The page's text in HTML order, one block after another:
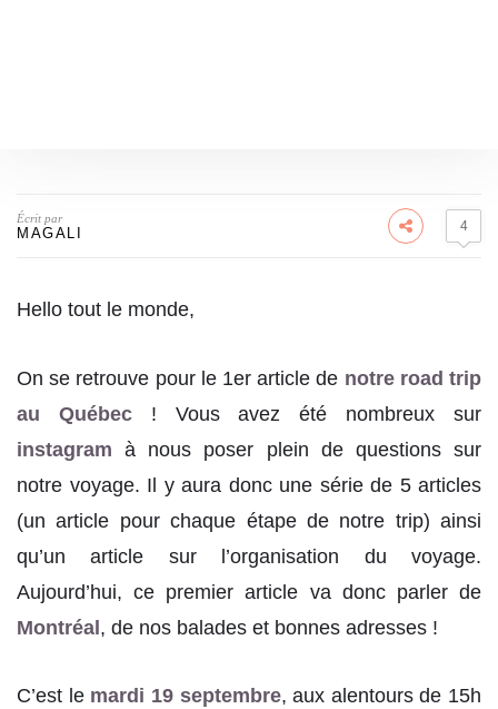
Écrit par
MAGALI 4
Hello tout le monde,
On se retrouve pour le 1er article de notre road trip
au Québec! Vous avez été nombreux sur
instagram à nous poser plein de questions sur
notre voyage. Il y aura donc une série de 5 articles
(un article pour chaque étape de notre trip) ainsi
qu’un article sur l’organisation du voyage.
Aujourd’hui, ce premier article va donc parler de
Montréal, de nos balades et bonnes adresses !
C’est le mardi 19 septembre, aux alentours de 15h